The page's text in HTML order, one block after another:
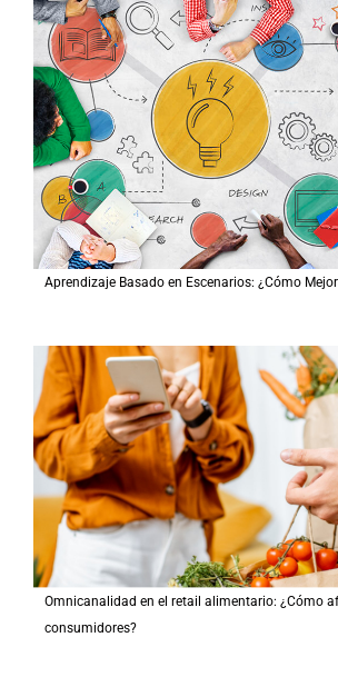
Aprendizaje Basado en Escenarios: ¿Cómo
Omnicanalidad en el retail alimentario: ¿Cómo
consumidores?